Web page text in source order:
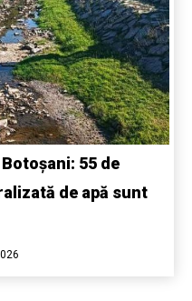
55 de
de apă sunt